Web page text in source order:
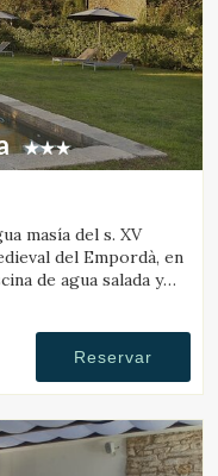
masía del s. XV
del Empordà, en
de agua salada y
Reservar